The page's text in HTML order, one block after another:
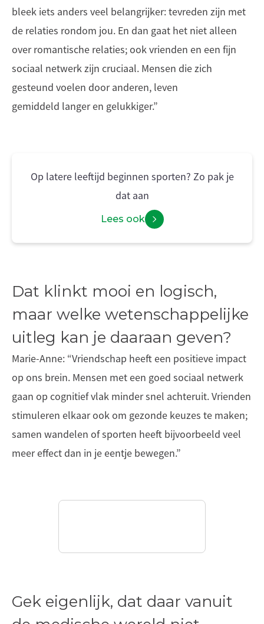
bleek iets anders veel belangrijker: tevreden zijn met
de relaties rondom jou. En dan gaat het niet alleen
over romantische relaties; ook vrienden en een fijn
sociaal netwerk zijn cruciaal. Mensen die zich
gesteund voelen door anderen, leven
gemiddeld langer en gelukkiger.”
Op latere leeftijd beginnen sporten? Zo pak je
dat aan
Lees ook
Dat klinkt mooi en logisch,
maar welke wetenschappelijke
uitleg kan je daaraan geven?
Marie-Anne: “Vriendschap heeft een positieve impact
op ons brein. Mensen met een goed sociaal netwerk
gaan op cognitief vlak minder snel achteruit. Vrienden
stimuleren elkaar ook om gezonde keuzes te maken;
samen wandelen of sporten heeft bijvoorbeeld veel
meer effect dan in je eentje bewegen.”
Gek eigenlijk, dat daar vanuit